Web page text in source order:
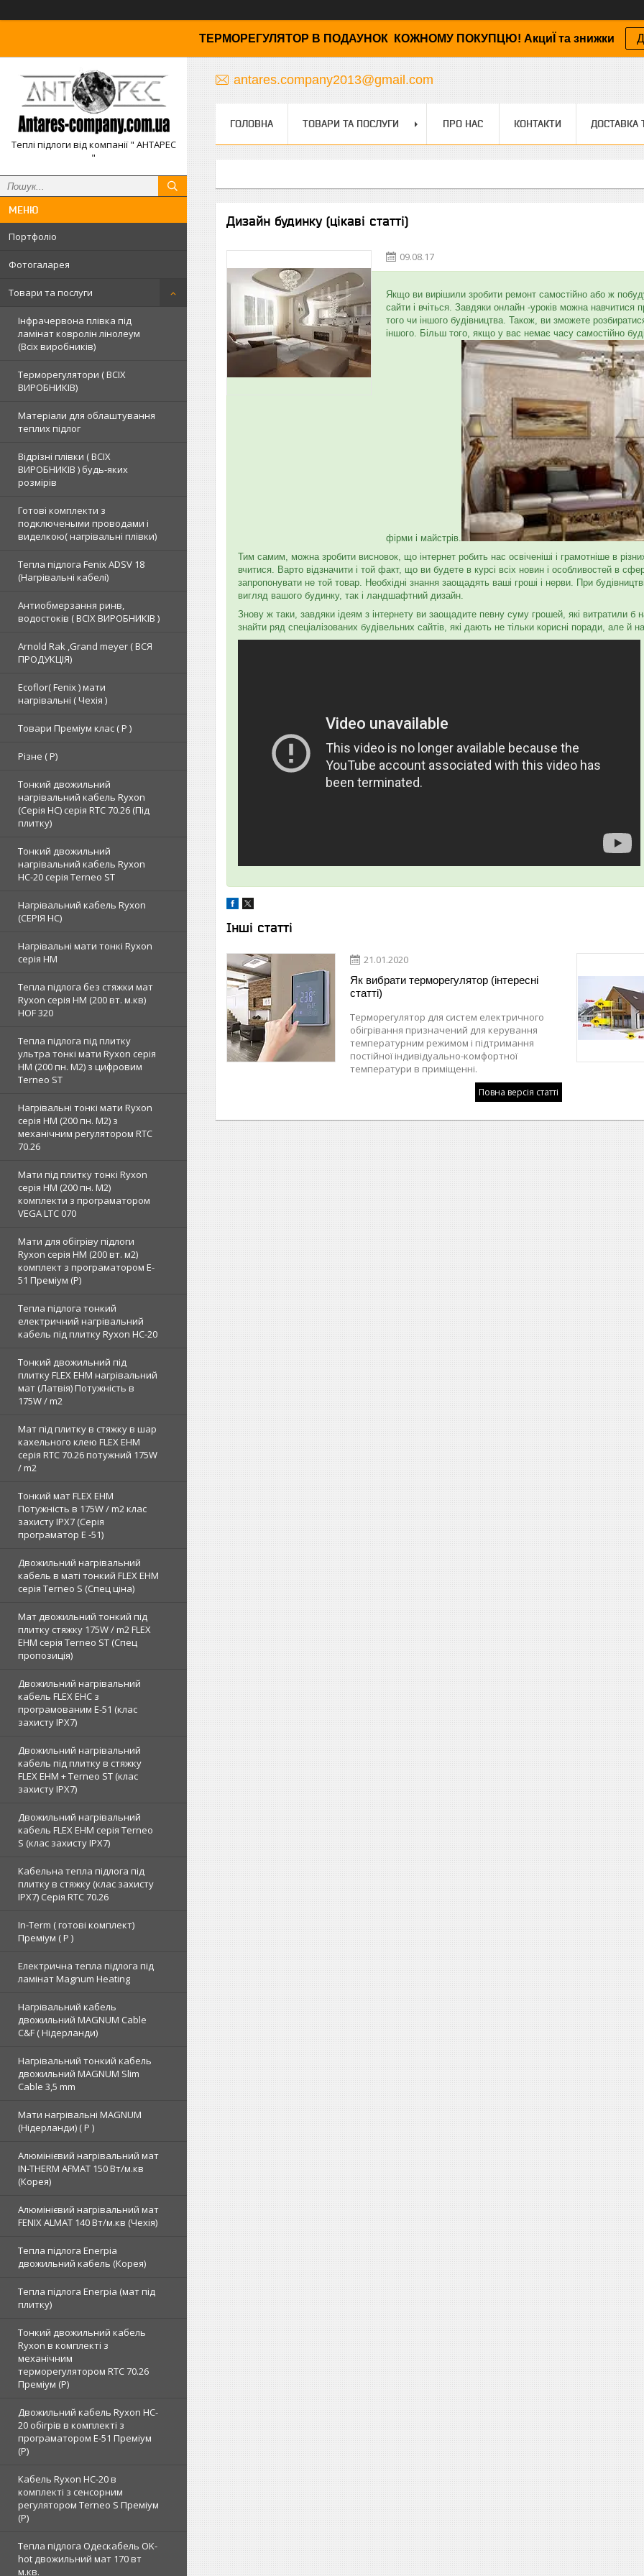
ТЕРМОРЕГУЛЯТОР В ПОДАУНОК КОЖНОМУ ПОКУПЦЮ! АкциЇ та знижки
Теплі підлоги від компанії " АНТАРЕС
"
Портфоліо
Фотогаларея
Товари та послуги
Інфрачервона плівка під
ламінат ковролін лінолеум
(Всіх виробників)
Терморегулятори ( ВСІХ
ВИРОБНИКІВ)
Матеріали для облаштування
теплих підлог
Відрізні плівки ( ВСІХ
ВИРОБНИКІВ ) будь-яких
розмірів
Готові комплекти з
подключеными проводами і
виделкою( нагрівальні плівки)
Тепла підлога Fenix ADSV 18
(Нагрівальні кабелі)
Антиобмерзання ринв,
водостоків ( ВСІХ ВИРОБНИКІВ )
Arnold Rak ,Grand meyer ( ВСЯ
ПРОДУКЦІЯ)
Ecoflor( Fenix ) мати
нагрівальні ( Чехія )
Товари Преміум клас ( Р )
Різне ( Р)
Тонкий двожильний
нагрівальний кабель Ryxon
(Серія НС) серія RTC 70.26 (Під
плитку)
Тонкий двожильний
нагрівальний кабель Ryxon
HC-20 серія Terneo ST
Нагрівальний кабель Ryxon
(СЕРІЯ НС)
Нагрівальні мати тонкі Ryxon
серія НМ
Тепла підлога без стяжки мат
Ryxon серія НМ (200 вт. м.кв)
HOF 320
Тепла підлога під плитку
ультра тонкі мати Ryxon серія
НМ (200 пн. М2) з цифровим
Terneo ST
Нагрівальні тонкі мати Ryxon
серія НМ (200 пн. М2) з
механічним регулятором RTC
70.26
Мати під плитку тонкі Ryxon
серія НМ (200 пн. М2)
комплекти з програматором
VEGA LTC 070
Мати для обігріву підлоги
Ryxon серія НМ (200 вт. м2)
комплект з програматором E-
51 Преміум (Р)
Тепла підлога тонкий
електричний нагрівальний
кабель під плитку Ryxon HC-20
Тонкий двожильний під
плитку FLEX EHM нагрівальний
мат (Латвія) Потужність в
175W / m2
Мат під плитку в стяжку в шар
кахельного клею FLEX EHM
серія RTC 70.26 потужний 175W
/ m2
Тонкий мат FLEX EHM
Потужність в 175W / m2 клас
захисту IPX7 (Серія
програматор Е -51)
Двожильний нагрівальний
кабель в маті тонкий FLEX EHM
серія Terneo S (Спец ціна)
Мат двожильний тонкий під
плитку стяжку 175W / m2 FLEX
EHM серія Terneo SТ (Спец
пропозиція)
Двожильний нагрівальний
кабель FLEX EHС з
програмованим E-51 (клас
захисту IPX7)
Двожильний нагрівальний
кабель під плитку в стяжку
FLEX EHM + Terneo ST (клас
захисту IPX7)
Двожильний нагрівальний
кабель FLEX EHM серія Terneo
S (клас захисту IPX7)
Кабельна тепла підлога під
плитку в стяжку (клас захисту
IPX7) Серія RTC 70.26
In-Term ( готові комплект)
Преміум ( Р )
Електрична тепла підлога під
ламінат Magnum Heating
Нагрівальний кабель
двожильний MAGNUM Cable
C&F ( Нідерланди)
Нагрівальний тонкий кабель
двожильний MAGNUM Slim
Cable 3,5 mm
Мати нагрівальні MAGNUM
(Нідерланди) ( Р )
Алюмінієвий нагрівальний мат
IN-THERM AFMAT 150 Вт/м.кв
(Корея)
Алюмінієвий нагрівальний мат
FENIX ALMAT 140 Вт/м.кв (Чехія)
Тепла підлога Enerpia
двожильний кабель (Корея)
Тепла підлога Enerpia (мат під
плитку)
Тонкий двожильний кабель
Ryxon в комплекті з
механічним
терморегулятором RTC 70.26
Преміум (Р)
Двожильний кабель Ryxon HC-
20 обігрів в комплекті з
програматором E-51 Преміум
(Р)
Кабель Ryxon HC-20 в
комплекті з сенсорним
регулятором Terneo S Преміум
(Р)
Тепла підлога Одескабель OK-
hot двожильний мат 170 вт
м.кв.
antares.company2013@gmail.com
ГОЛОВНА ТОВАРИ ТА ПОСЛУГИ ПРО НАС КОНТАКТИ ДОСТАВКА
Дизайн будинку (цікаві статті)
09.08.17
Якщо ви вирішили зробити ремонт самостійно або ж
сайти і вчіться. Завдяки онлайн -уроків можна навчитися
того чи іншого будівництва. Також, ви зможете
іншого. Більш того, якщо у вас немає часу самостійно
фірми і майстрів.
Тим самим, можна зробити висновок, що інтернет робить нас освіченіші і грамотніше в
вчитися. Варто відзначити і той факт, що ви будете в курсі всіх новин і особливостей в
запропонувати не той товар. Необхідні знання заощадять ваші гроші і нерви. При
вигляд вашого будинку, так і ландшафтний дизайн.
Знову ж таки, завдяки ідеям з інтернету ви заощадите певну суму грошей, які витратили б
знайти ряд спеціалізованих будівельних сайтів, які дають не тільки корисні поради, але й
Інші статті
21.01.2020
Як вибрати терморегулятор (інтересні
статті)
Терморегулятор для систем електричного
обігрівання призначений для керування
температурним режимом і підтримання
постійної індивідуально-комфортної
температури в приміщенні.
Повна версія статті